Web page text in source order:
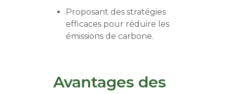
Proposant des stratégies
efficaces pour réduire les
émissions de carbone.
Avantages des